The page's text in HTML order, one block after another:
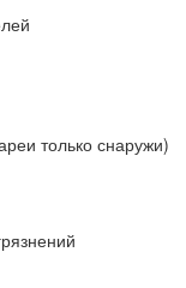
только снаружи)